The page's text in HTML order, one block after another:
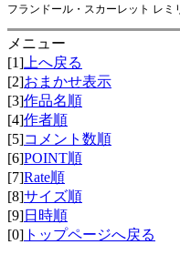
フランドール・スカーレット レ
メニュー
[1] 上へ戻る
[2]おまかせ表示
[3]作品名順
[4]作者順
[5]コメント数順
[6]POINT順
[7]Rate順
[8]サイズ順
[9]日時順
[0] トップページへ戻る